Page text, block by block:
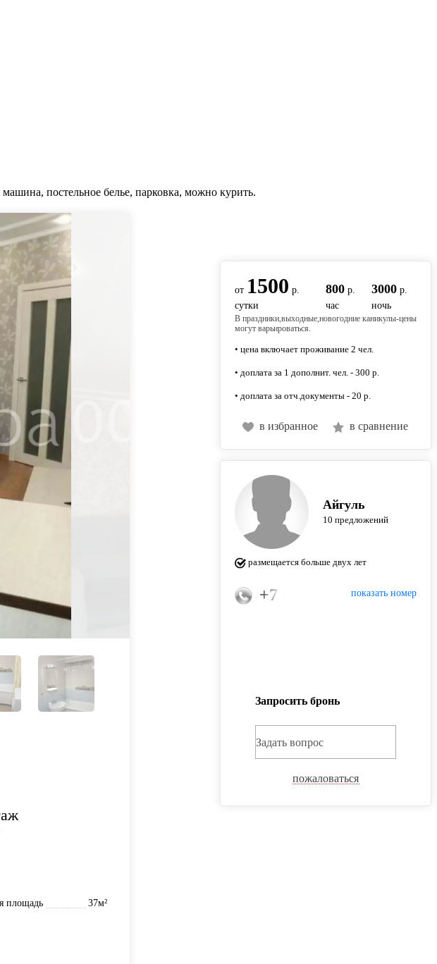
постельное белье, парковка, можно курить.
площадь
37м²
от 1500 р.
сутки
800 р.
час
3000р.
ночь
В праздники,выходные,новогодние каникулы-цены
могут варьироваться.
• цена включает проживание 2 чел.
• доплата за 1 дополнит. чел. - 300 р.
• доплата за отч.документы - 20 р.
в избранное в сравнение
Айгуль
10 предложений
размещается больше двух лет
показать номер
+7 (965) 599-08-99
Запросить бронь
Задать вопрос
пожаловаться